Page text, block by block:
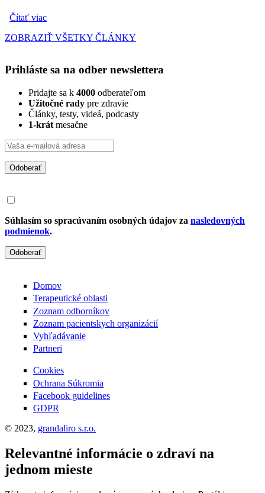
Čítať viac
ZOBRAZIŤ VŠETKY ČLÁNKY
Prihláste sa na odber newslettera
Pridajte sa k 4000 odberateľom
Užitočné rady pre zdravie
Články, testy, videá, podcasty
1-krát mesačne
Odoberať
Súhlasím so spracúvaním osobných údajov za nasledovných
podmienok.
Odoberať
Domov
Terapeutické oblasti
Zoznam odborníkov
Zoznam pacientskych organizácií
Vyhľadávanie
Partneri
Cookies
Ochrana Súkromia
Facebook guidelines
GDPR
© 2023, grandaliro s.r.o.
Relevantné informácie o zdraví na
jednom mieste